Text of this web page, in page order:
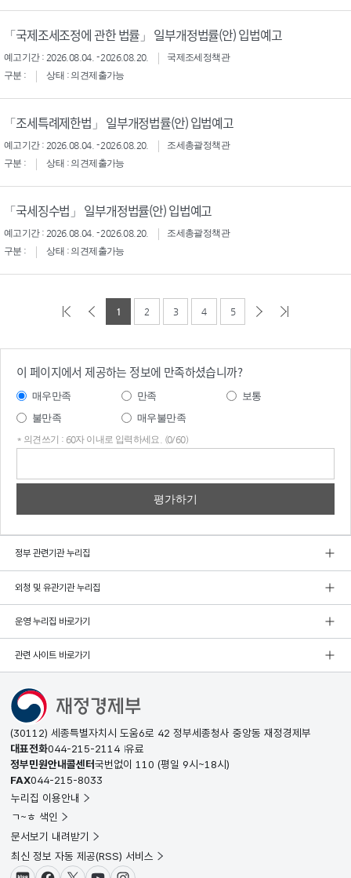
「국제조세조정에 관한 법률」 일부개정법률(안) 입법예고
예고기간 : 2026.08.04. - 2026.08.20.
국제조세정책관
구분 :
상태 : 의견제출가능
「조세특례제한법」 일부개정법률(안) 입법예고
예고기간 : 2026.08.04. - 2026.08.20.
조세총괄정책관
구분 :
상태 : 의견제출가능
「국세징수법」 일부개정법률(안) 입법예고
예고기간 : 2026.08.04. - 2026.08.20.
조세총괄정책관
구분 :
상태 : 의견제출가능
1 2 3 4 5
이 페이지에서 제공하는 정보에 만족하셨습니까?
매우만족 만족
보통
불만족
매우불만족
* 의견쓰기 : 60자 이내로 입력하세요. (0/60)
정부 관련기관 누리집
외청 및 유관기관 누리집
운영 누리집 바로가기
관련 사이트 바로가기
(30112) 세종특별자치시 도움6로 42 정부세종청사 중앙동 재정경제부
대표전화044-215-2114 유료
정부민원안내콜센터국번없이 110 (평일 9시~18시)
FAX044-215-8033
누리집 이용안내
ㄱ~ㅎ 색인
문서보기 내려받기
최신 정보 자동 제공(RSS) 서비스
블로그페이스북X(트위터)유튜브인스타그램